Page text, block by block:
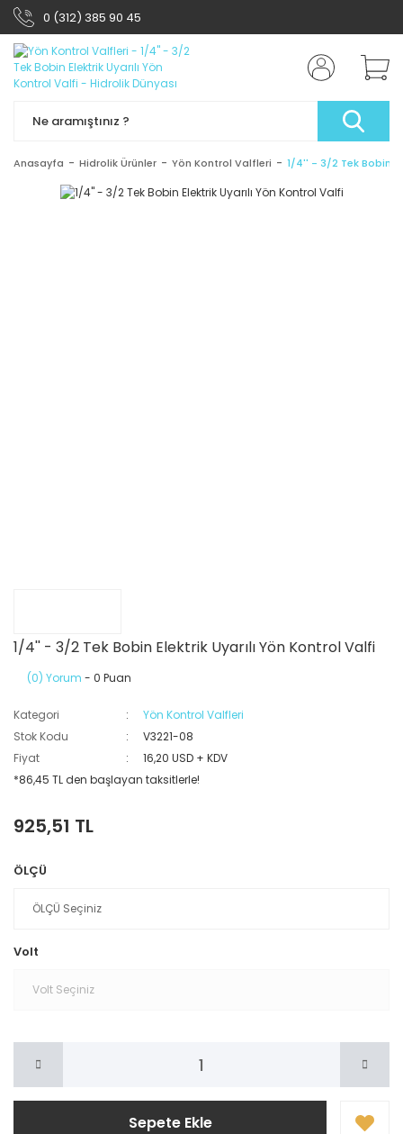
0 (312) 385 90 45
Anasayfa Hidrolik Ürünler Yön Kontrol Valfleri 1/4'' - 3/2 Tek Bobin
1/4'' - 3/2 Tek Bobin Elektrik Uyarılı Yön Kontrol Valfi
(0) Yorum - 0 Puan
Kategori
Yön Kontrol Valfleri
Stok Kodu
V3221-08
Fiyat
16,20 USD + KDV
*86,45 TL den başlayan taksitlerle!
925,51 TL
ÖLÇÜ
Volt
Sepete Ekle